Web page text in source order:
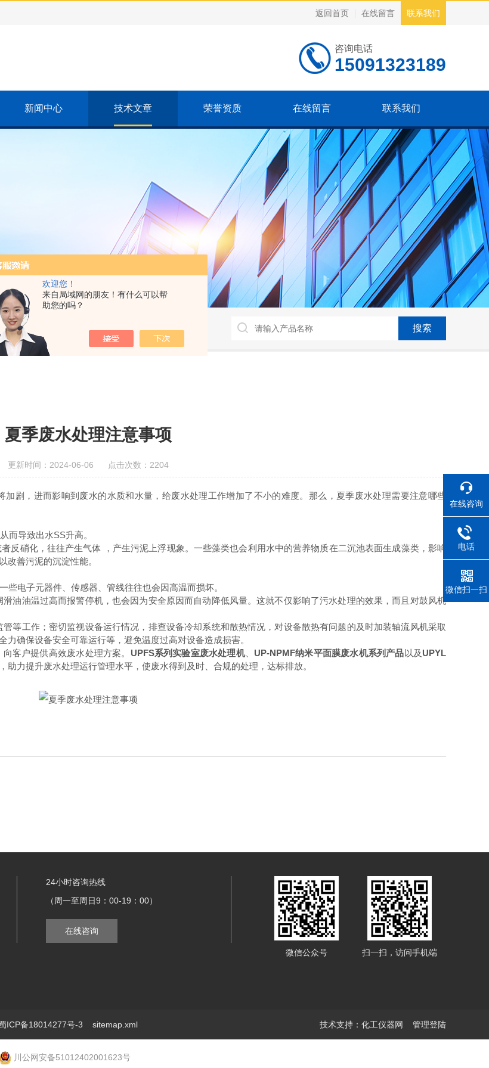
欢迎您！
来自局域网的朋友！有什么可以帮
助您的吗？
返回首页 在线留言 联系我们
咨询电话
15091323189
新闻中心 技术文章 荣誉资质 在线留言 联系我们
夏季废水处理注意事项
更新时间：2024-06-06 点击次数：2204
剧，进而影响到废水的水质和水量，给废水处理工作增加了不小的难度。那么，夏季废水处理需要注意哪些
而导致出水SS升高。
反硝化，往往产生气体
，产生污泥上浮现象。一些藻类也会利用水中的营养物质在二沉池表面生成藻类，影响
改善污泥的沉淀性能。
电子元器件、传感器、管线往往也会因高温而损坏。
油油温过高而报警停机，也会因为安全原因而自动降低风量。这就不仅影响了污水处理的效果，而且对鼓风机
等工作；密切监视设备运行情况，排查设备冷却系统和散热情况，对设备散热有问题的及时加装轴流风机采取
确保设备安全可靠运行等，避免温度过高对设备造成损害。
客户提供高效废水处理方案。 UPFS系列实验室废水处理机、 UP-NPMF纳米平面膜废水机系列产品以及 UPYL
力提升废水处理运行管理水平，使废水得到及时、合规的处理，达标排放。
24小时咨询热线
（周一至周日9：00-19：00）
在线咨询
微信公众号 扫一扫，访问手机端
ICP备18014277号-3 sitemap.xml 技术支持： 化工仪器网 管理登陆
在线咨询
电话
微信扫一扫
川公网安备51012402001623号